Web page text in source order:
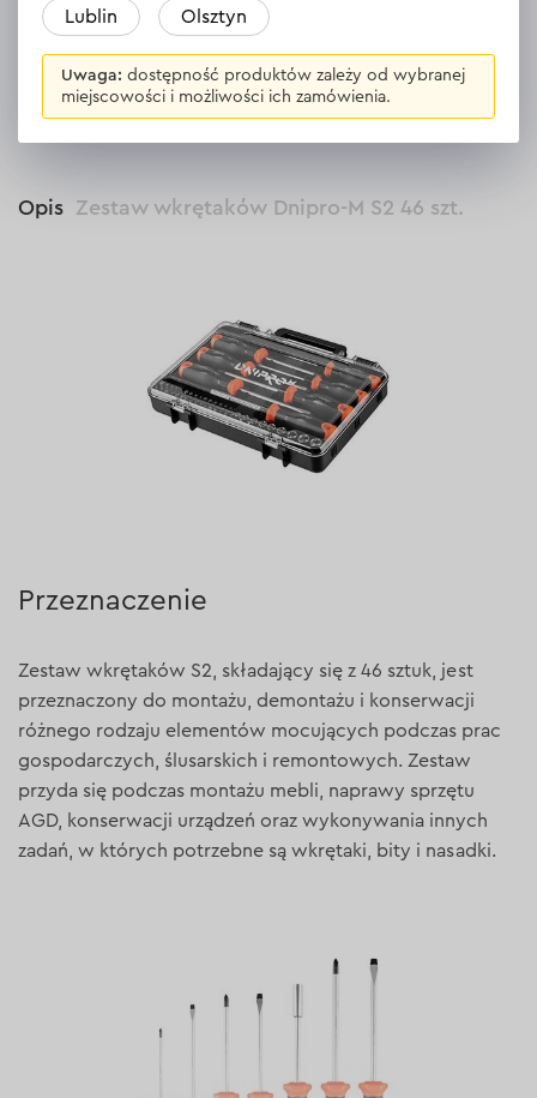
Zostaw opinię
Opis Zestaw wkrętaków Dnipro-M S2 46 szt.
Przeznaczenie
Zestaw wkrętaków S2, składający się z 46 sztuk, jest
przeznaczony do montażu, demontażu i konserwacji
różnego rodzaju elementów mocujących podczas prac
gospodarczych, ślusarskich i remontowych. Zestaw
przyda się podczas montażu mebli, naprawy sprzętu
AGD, konserwacji urządzeń oraz wykonywania innych
zadań, w których potrzebne są wkrętaki, bity i nasadki.
Lublin Olsztyn
Uwaga: dostępność produktów zależy od wybranej
miejscowości i możliwości ich zamówienia.